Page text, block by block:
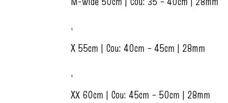
,
X 55cm | Cou: 40cm – 45cm | 28mm
,
XX 60cm | Cou: 45cm – 50cm | 28mm